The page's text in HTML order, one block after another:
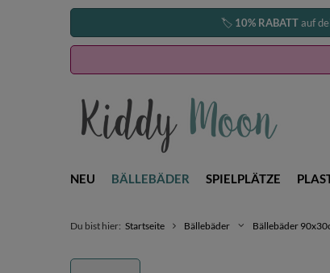
🏷️ 10% RABATTauf
NEU BÄLLEBÄDER SPIELPLÄTZE
Du bist hier: Startseite Bällebäder Bällebäder